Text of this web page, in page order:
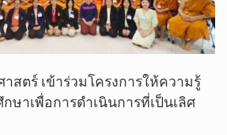
สตร์ เข้าร่วมโครงการให้ความรู้
าเพื่อการดำเนินการที่เป็นเลิศ